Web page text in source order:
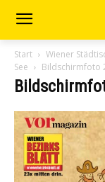
Start
Wiener
See
Bildschirmfoto